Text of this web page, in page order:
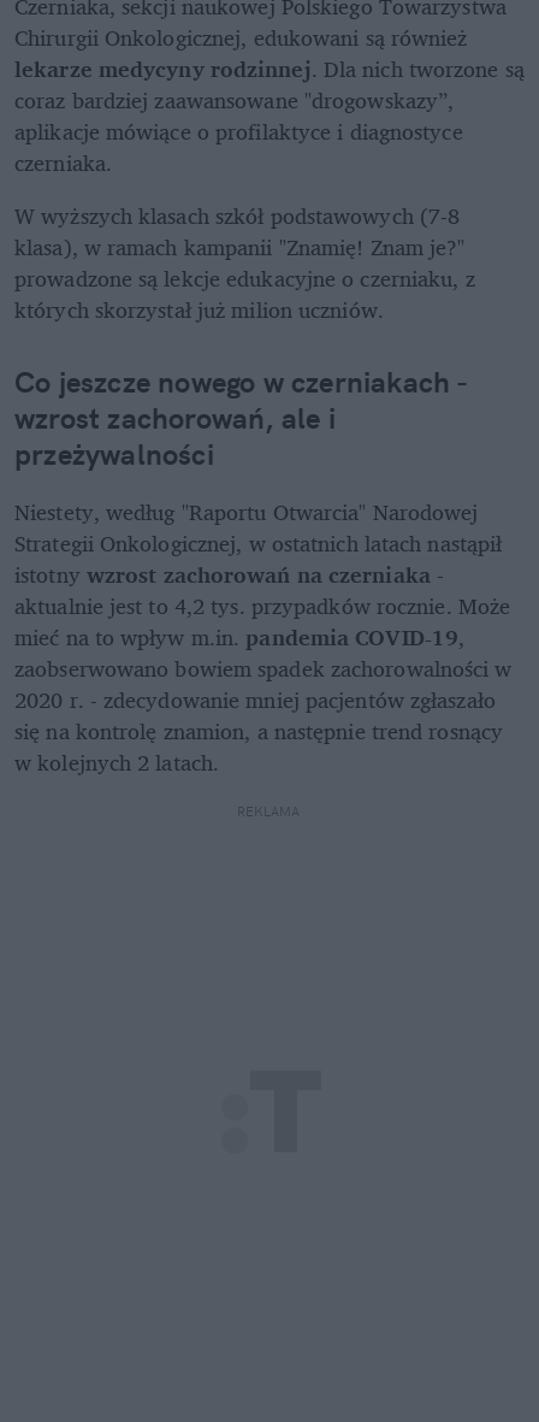
lekarze medycyny rodzinnej. Dla nich tworzone są
coraz bardziej zaawansowane "drogowskazy”,
aplikacje mówiące o profilaktyce i diagnostyce
czerniaka.
W wyższych klasach szkół podstawowych (7-8
klasa), w ramach kampanii "Znamię! Znam je?"
prowadzone są lekcje edukacyjne o czerniaku, z
których skorzystał już milion uczniów.
Co jeszcze nowego w czerniakach -
wzrost zachorowań, ale i
przeżywalności
Niestety, według "Raportu Otwarcia" Narodowej
Strategii Onkologicznej, w ostatnich latach nastąpił
istotny wzrost zachorowań na czerniaka -
aktualnie jest to 4,2 tys. przypadków rocznie. Może
mieć na to wpływ m.in. pandemia COVID-19,
zaobserwowano bowiem spadek zachorowalności w
2020 r. - zdecydowanie mniej pacjentów zgłaszało
się na kontrolę znamion, a następnie trend rosnący
w kolejnych 2 latach.
REKLAMA